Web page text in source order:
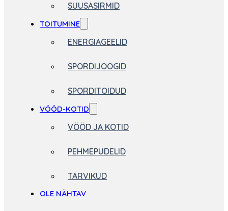
SUUSASIRMID
TOITUMINE
ENERGIAGEELID
SPORDIJOOGID
SPORDITOIDUD
VÖÖD-KOTID
VÖÖD JA KOTID
PEHMEPUDELID
TARVIKUD
OLE NÄHTAV